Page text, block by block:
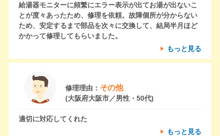
給湯器モニターに頻繁にエラー表示が出てお湯が出ないこ
とが度々あったため、修理を依頼。故障個所が分からない
ため、安定するまで部品を次々に交換して、結局半月ほど
かかって修理してもらいました。
もっと見る
修理理由： その他
(大阪府大阪市／男性・50代)
適切に対応してくれた
もっと見る